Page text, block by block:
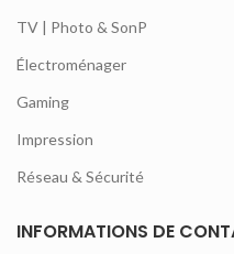
TV | Photo & SonP
Électroménager
Gaming
Impression
Réseau & Sécurité
INFORMATIONS DE